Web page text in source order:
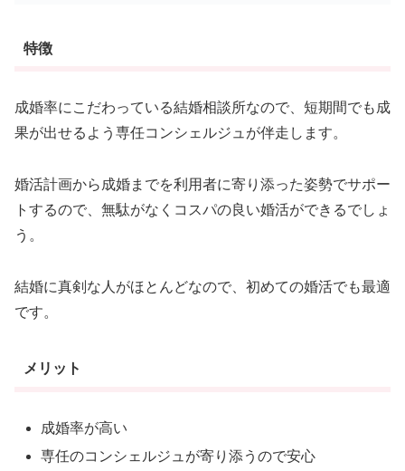
特徴
成婚率にこだわっている結婚相談所なので、短期間でも成
果が出せるよう専任コンシェルジュが伴走します。
婚活計画から成婚までを利用者に寄り添った姿勢でサポー
トするので、無駄がなくコスパの良い婚活ができるでしょ
う。
結婚に真剣な人がほとんどなので、初めての婚活でも最適
です。
メリット
成婚率が高い
専任のコンシェルジュが寄り添うので安心